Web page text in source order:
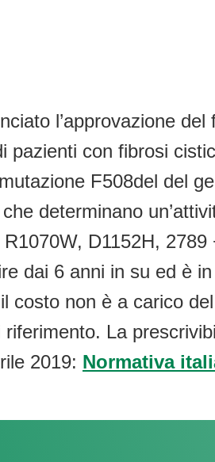
l’approvazione
con fibrosi
F508del del
determinano
D1152H,
dai 6 anni in su ed è
costo non è a carico
La
2019: Normativa